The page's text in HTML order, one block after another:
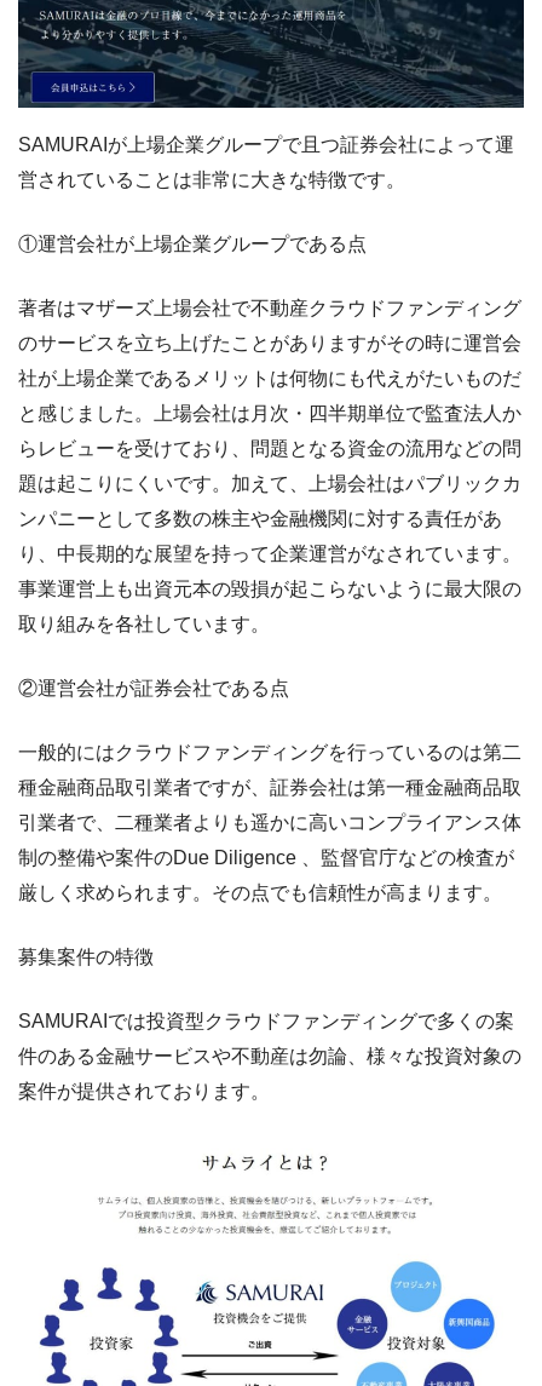
SAMURAIが上場企業グループで且つ証券会社によって運
営されていることは非常に大きな特徴です。
①運営会社が上場企業グループである点
著者はマザーズ上場会社で不動産クラウドファンディング
のサービスを立ち上げたことがありますがその時に運営会
社が上場企業であるメリットは何物にも代えがたいものだ
と感じました。上場会社は月次・四半期単位で監査法人か
らレビューを受けており、問題となる資金の流用などの問
題は起こりにくいです。加えて、上場会社はパブリックカ
ンパニーとして多数の株主や金融機関に対する責任があ
り、中長期的な展望を持って企業運営がなされています。
事業運営上も出資元本の毀損が起こらないように最大限の
取り組みを各社しています。
②運営会社が証券会社である点
一般的にはクラウドファンディングを行っているのは第二
種金融商品取引業者ですが、証券会社は第一種金融商品取
引業者で、二種業者よりも遥かに高いコンプライアンス体
制の整備や案件のDue Diligence 、監督官庁などの検査が
厳しく求められます。その点でも信頼性が高まります。
募集案件の特徴
SAMURAIでは投資型クラウドファンディングで多くの案
件のある金融サービスや不動産は勿論、様々な投資対象の
案件が提供されております。